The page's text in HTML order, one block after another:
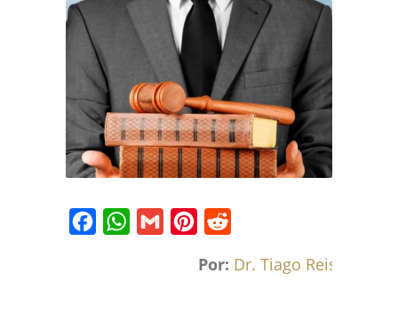
Por: Dr. Tiago Reis